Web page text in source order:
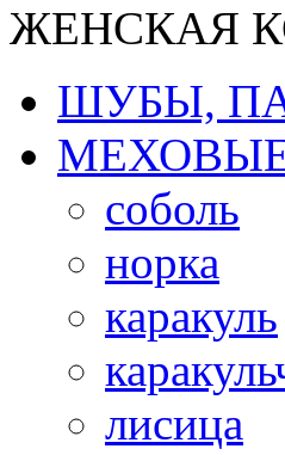
ЖЕНСКАЯ
ШУБЫ,
соболь
норка
каракуль
лисица